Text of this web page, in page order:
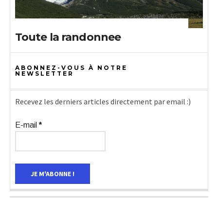
Toute la randonnee
ABONNEZ-VOUS À NOTRE
NEWSLETTER
Recevez les derniers articles directement par email :)
E-mail*